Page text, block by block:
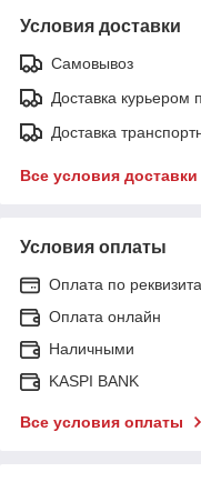
Условия доставки
Самовывоз
Доставка курьером
Доставка
Все условия доставки
Условия оплаты
Оплата по
Оплата онлайн
Наличными
KASPI BANK
Все условия оплаты